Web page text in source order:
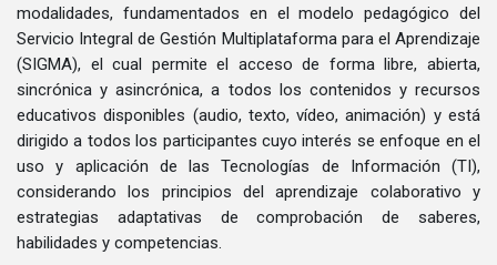
modalidades, fundamentados en el modelo pedagógico del
Servicio Integral de Gestión Multiplataforma para el Aprendizaje
(SIGMA), el cual permite el acceso de forma libre, abierta,
sincrónica y asincrónica, a todos los contenidos y recursos
educativos disponibles (audio, texto, vídeo, animación) y está
dirigido a todos los participantes cuyo interés se enfoque en el
uso y aplicación de las Tecnologías de Información (TI),
considerando los principios del aprendizaje colaborativo y
estrategias adaptativas de comprobación de saberes,
habilidades y competencias.